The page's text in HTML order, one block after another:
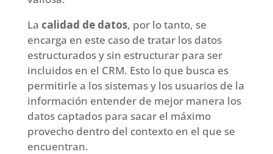
La calidad de datos, por lo tanto, se
encarga en este caso de tratar los datos
estructurados y sin estructurar para ser
incluidos en el CRM. Esto lo que busca es
permitirle a los sistemas y los usuarios de la
información entender de mejor manera los
datos captados para sacar el máximo
provecho dentro del contexto en el que se
encuentran.